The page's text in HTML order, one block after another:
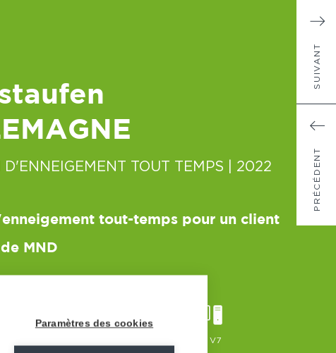
PRÉCÉDENT
SUIVANT
D'ENNEIGEMENT TOUT TEMPS | 2022
tout-temps pour un client
MND
GSS V7
Paramètres des cookies